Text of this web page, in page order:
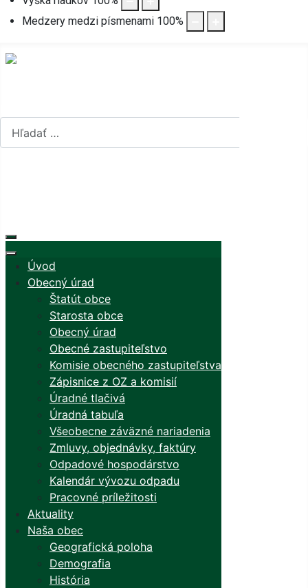
Medzery medzi písmenami 100%
Úvod
Obecný úrad
Štatút obce
Starosta obce
Obecný úrad
Obecné zastupiteľstvo
Komisie obecného zastupiteľstva
Zápisnice z OZ a komisií
Úradné tlačivá
Úradná tabuľa
Všeobecne záväzné nariadenia
Zmluvy, objednávky, faktúry
Odpadové hospodárstvo
Kalendár vývozu odpadu
Pracovné príležitosti
Aktuality
Naša obec
Geografická poloha
Demografia
História